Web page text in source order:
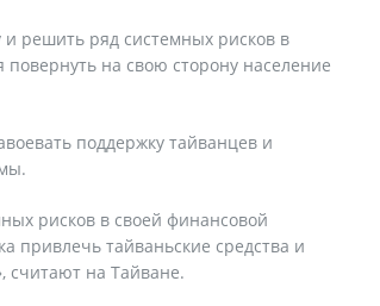
и решить ряд системных рисков в
на свою сторону население
поддержку тайванцев и
рисков в своей финансовой
привлечь тайваньские средства и
считают на Тайване.